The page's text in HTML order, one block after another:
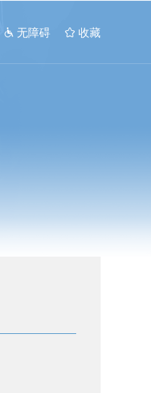
 无障碍  收藏